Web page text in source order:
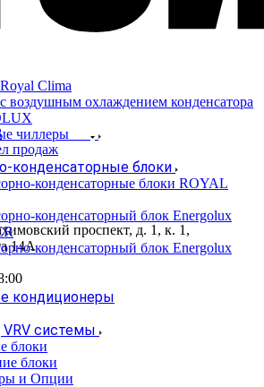
продаж
проспект, д. 1, к. 1,
14А
Clima
воздушным охлаждением конденсатора
чиллеры
конденсаторные блоки
конденсаторные блоки ROYAL
конденсаторный блок Energolux
конденсаторный блок Energolux
кондиционеры
системы
блоки
блоки
и Опции